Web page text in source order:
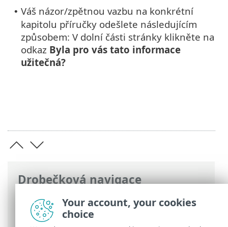
Drobečková navigace
ESET Online nápověda> ESET PROTECT
On-Prem
>Úvod> O této nápovědě
• Váš názor/zpětnou vazbu na konkrétní
kapitolu příručky odešlete následujícím
způsobem: V dolní části stránky klikněte na
odkaz Byla pro vás tato informace
užitečná?
Your account, your cookies
choice